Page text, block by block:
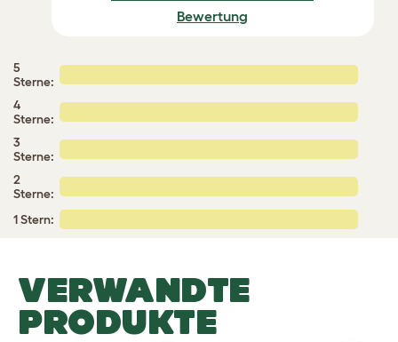
Bewertung
5
Sterne:
4
Sterne:
3
Sterne:
2
Sterne:
1 Stern:
VERWANDTE
PRODUKTE